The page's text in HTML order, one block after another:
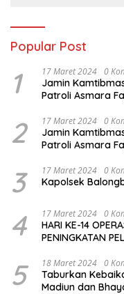
Popular Post
1 17 Maret 2024 0
Jamin
Patroli Asmara
2 17 Maret 2024 0
Jamin
Patroli Asmara
3 17 Maret 2024 0
Kapolsek
4 17 Maret 2024 0
HARI KE-14
PENINGKATAN
5 18 Maret 2024 0
Taburkan
Madiun dan